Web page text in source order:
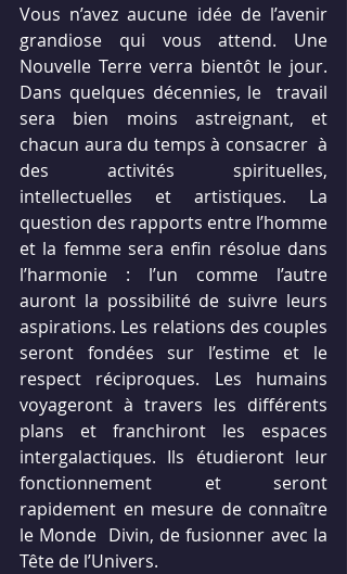
Vous n’avez aucune idée de l’avenir
grandiose qui vous attend. Une
Nouvelle Terre verra bientôt le jour.
Dans quelques décennies, le  travail
sera bien moins astreignant, et
chacun aura du temps à consacrer  à
des activités spirituelles,
intellectuelles et artistiques. La
question des rapports entre l’homme
et la femme sera enfin résolue dans
l’harmonie : l’un comme l’autre
auront la possibilité de suivre leurs
aspirations. Les relations des couples
seront fondées sur l’estime et le
respect réciproques. Les humains
voyageront à travers les différents
plans et franchiront les espaces
intergalactiques. Ils étudieront leur
fonctionnement et seront
rapidement en mesure de connaître
le Monde  Divin, de fusionner avec la
Tête de l’Univers.